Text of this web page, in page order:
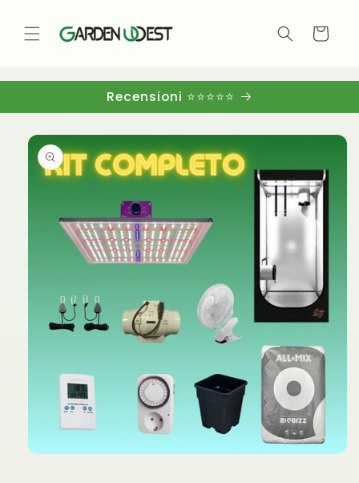
ai contenuti
Carrello
Recensioni ⭐⭐⭐⭐⭐
informazioni
prodotto